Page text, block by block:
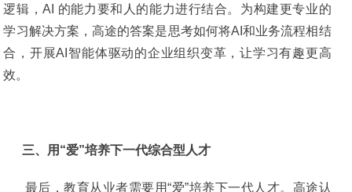
逻辑，AI 的能力要和人的能力进行结合。为构建更专业的
学习解决方案，高途的答案是思考如何将AI和业务流程相结
合，开展AI智能体驱动的企业组织变革，让学习有趣更高
效。
三、用“爱”培养下一代综合型人才
最后，教育从业者需要用“爱”培养下一代人才。高途认